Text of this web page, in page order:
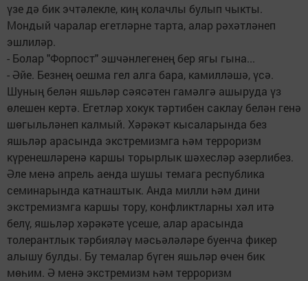
үзе дә бик эчтәлекле, киң колачлы булып чыкты.
Мондый чаралар егетләрне тарта, алар рәхәтләнеп
эшлиләр.
- Болар "Форпост" эшчәнлегенең бер ягы гына...
- Әйе. Безнең оешма гел алга бара, камилләшә, үсә.
Шуның белән яшьләр сәясәтен гамәлгә ашыруда үз
өлешен кертә. Егетләр хокук тәртибен саклау белән генә
шөгыльләнеп калмый. Хәрәкәт кысаларында без
яшьләр арасында экстремизмга һәм терроризм
күренешләренә каршы торырлык шәхесләр әзерлибез.
Әле менә апрель аенда шушы темага республика
семинарында катнаштык. Анда милли һәм дини
экстремизмга каршы тору, конфликтларны хәл итә
белү, яшьләр хәрәкәте үсеше, алар арасында
толерантлык тәрбияләү мәсьәләләре буенча фикер
алышу булды. Бу темалар бүген яшьләр өчен бик
мөһим. Ә менә экстремизм һәм терроризм